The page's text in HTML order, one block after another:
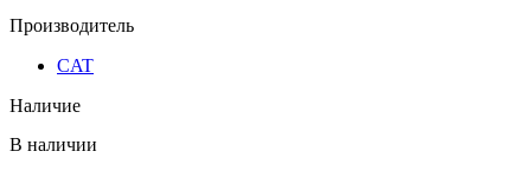
Производитель
CAT
Наличие
В наличии